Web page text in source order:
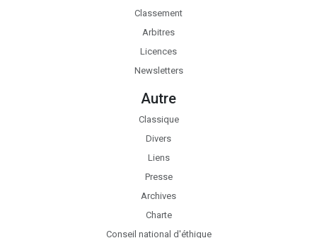
Classement
Arbitres
Licences
Newsletters
Autre
Classique
Divers
Liens
Presse
Archives
Charte
Conseil national d'éthique